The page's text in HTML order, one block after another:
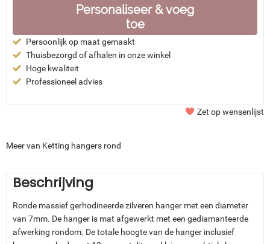
Personaliseer & voeg
toe
Persoonlijk op maat gemaakt
Thuisbezorgd of afhalen in onze winkel
Hoge kwaliteit
Professioneel advies
Zet op wensenlijst
Meer van Ketting hangers rond
Beschrijving
Ronde massief gerhodineerde zilveren hanger met een diameter
van 7mm. De hanger is mat afgewerkt met een gediamanteerde
afwerking rondom. De totale hoogte van de hanger inclusief